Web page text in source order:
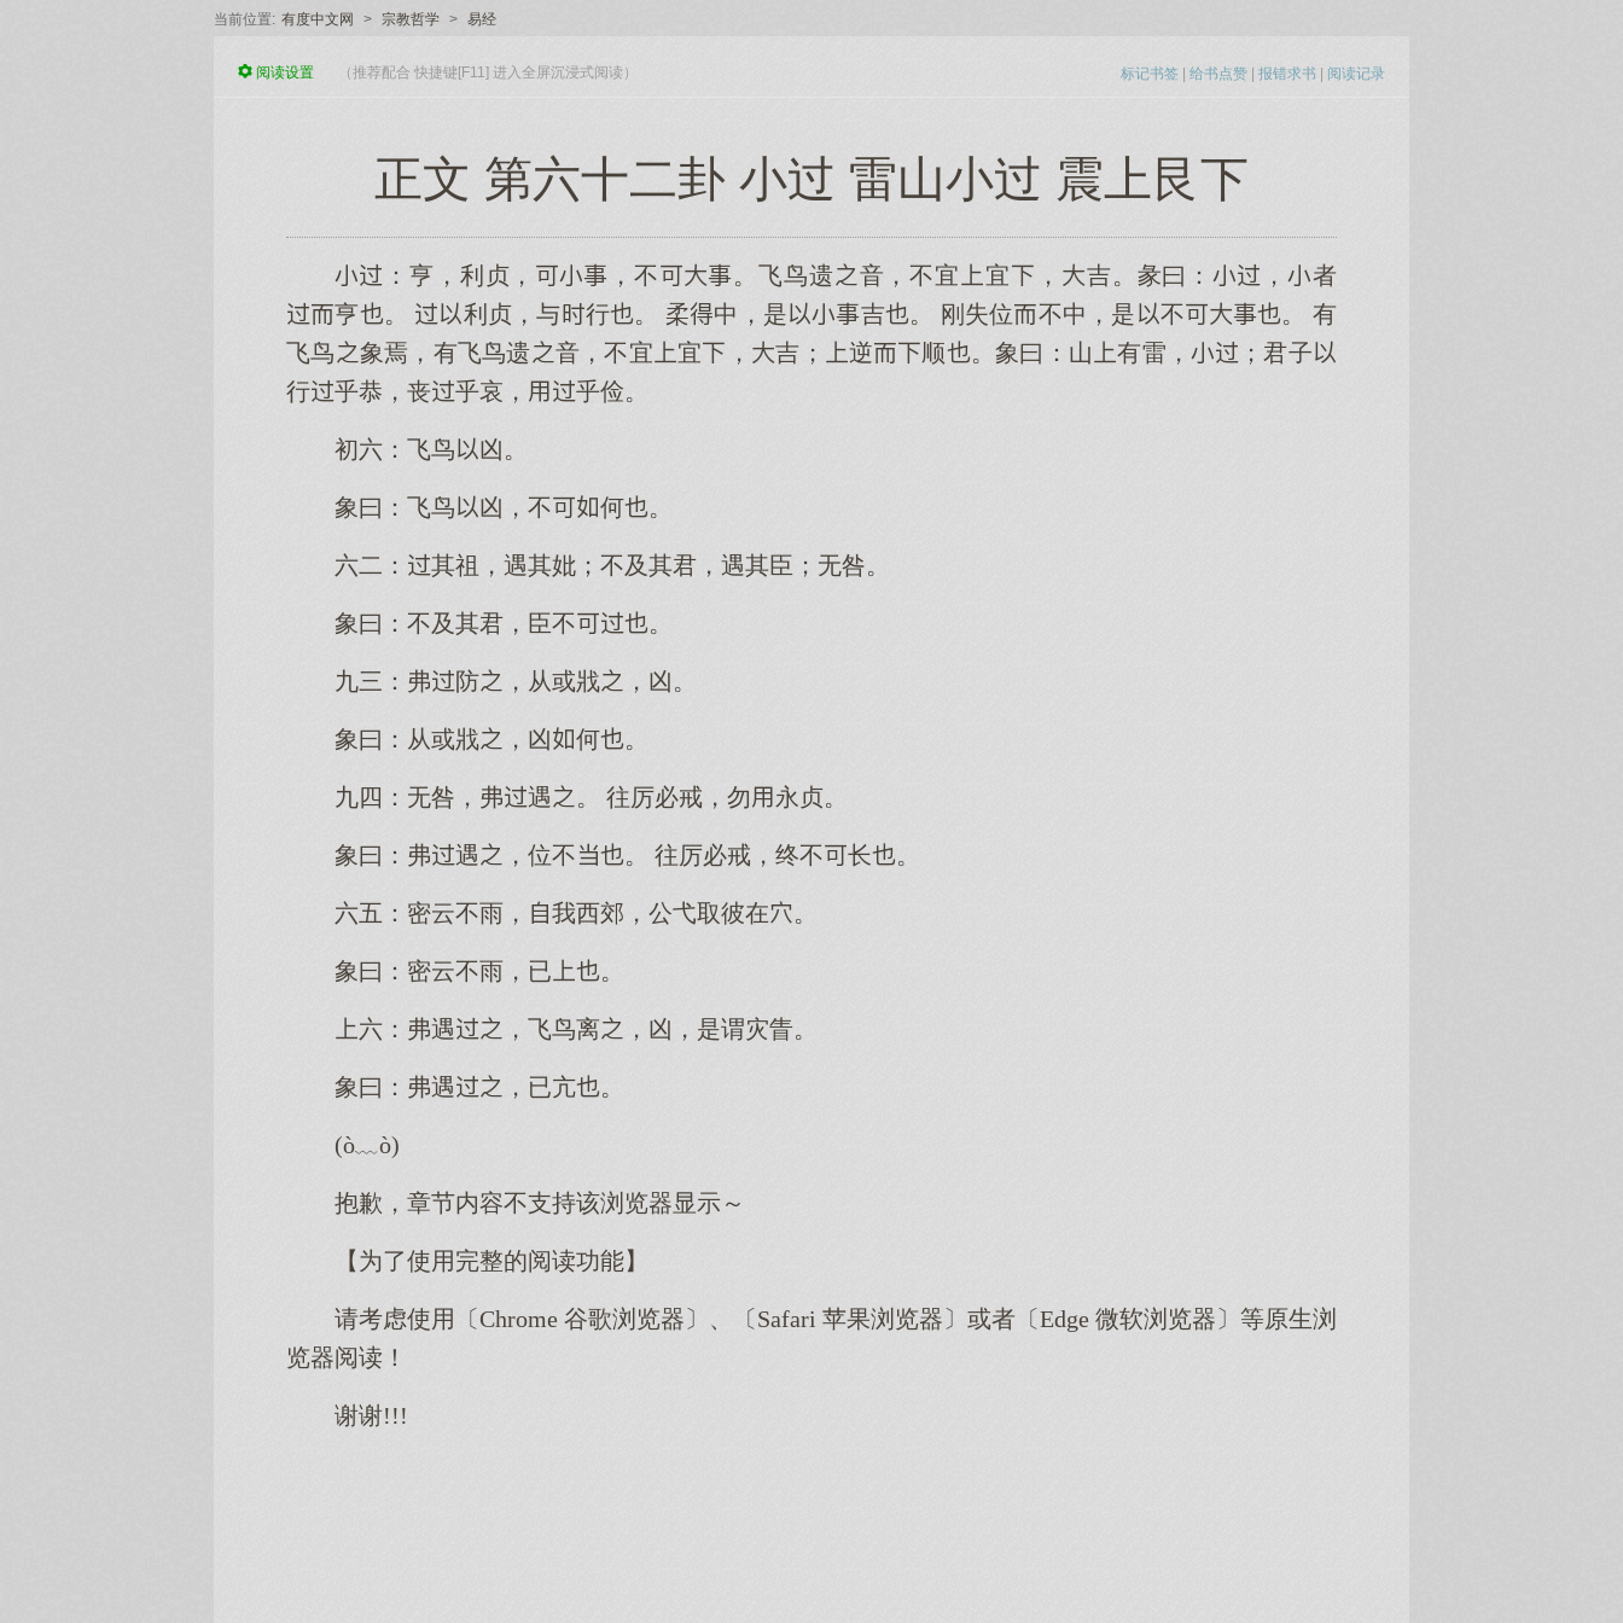
当前位置: 有度中文网 > 宗教哲学 > 易经
标记书签 | 给书点赞 | 报错求书 | 阅读记录
阅读设置 （推荐配合 快捷键[F11] 进入全屏沉浸式阅读）
正文 第六十二卦 小过 雷山小过 震上艮下
：亨，利贞，，不。飞鸟遗音，不宜宜，吉。彖曰：，者
亨。 利贞，与行。 柔中，是吉。 刚失位不中，是不。 有
飞鸟象焉，有飞鸟遗音，不宜宜，吉；逆顺。象曰：山有雷，；君子
行乎恭，丧乎哀，乎俭。
初六：飞鸟凶。
象曰：飞鸟凶，不何。
六二：其祖，遇其妣；不及其君，遇其臣；无咎。
象曰：不及其君，臣不。
九三：弗防，从或戕，凶。
象曰：从或戕，凶何。
九四：无咎，弗遇。 往厉必戒，勿永贞。
象曰：弗遇，位不。 往厉必戒，终不长。
六五：密云不雨，我西郊，公弋取彼在。
象曰：密云不雨，已。
六：弗遇，飞鸟离，凶，是谓灾眚。
象曰：弗遇，已亢。
(ò﹏ò)
抱歉，章节内容不支持该浏览器显示～
【为了使用完整的阅读功能】
请考虑使用〔Chrome 谷歌浏览器〕、〔Safari 苹果浏览器〕或者〔Edge 微软浏览器〕等原生浏
览器阅读！
谢谢!!!